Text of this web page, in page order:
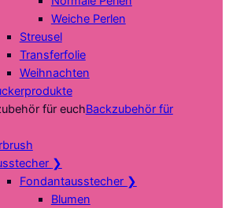
Weiche Perlen
Streusel
Transferfolie
Weihnachten
Backzubehör für
❯
Fondantausstecher ❯
Blumen